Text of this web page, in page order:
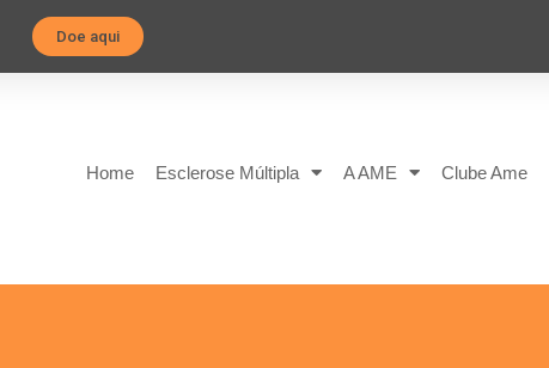
Doe aqui
Home Esclerose Múltipla A AME Clube Ame